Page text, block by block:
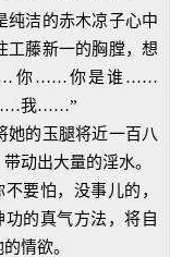
纯洁的赤木凉子心中
工藤新一的胸膛，想
你……你是谁……
我……”
的玉腿将近一百八
动出大量的淫水。
怕，没事儿的，
的真气方法，将自
情欲。